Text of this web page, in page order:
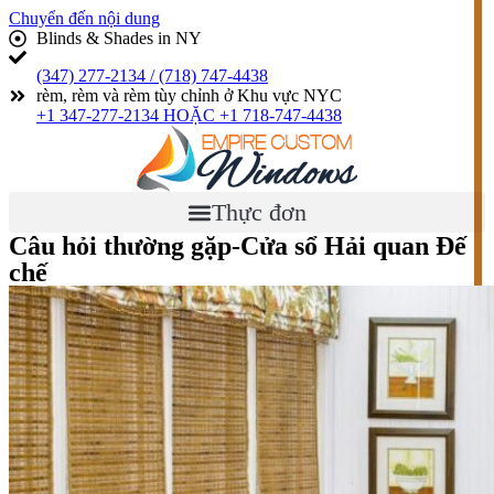
Chuyển đến nội dung
Blinds & Shades in NY
(347) 277-2134 / (718) 747-4438
rèm, rèm và rèm tùy chỉnh ở Khu vực NYC
+1 347-277-2134 HOẶC +1 718-747-4438
Thực đơn
Câu hỏi thường gặp-Cửa sổ Hải quan Đế
chế